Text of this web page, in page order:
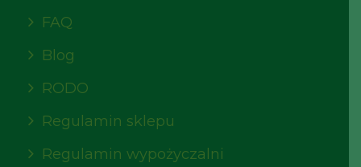
FAQ
Blog
RODO
Regulamin sklepu
Regulamin wypożyczalni